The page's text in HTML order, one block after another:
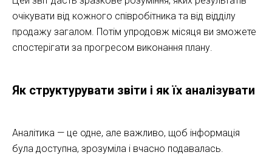
очікувати від кожного співробітника та від відділу
продажу загалом. Потім упродовж місяця ви зможете
спостерігати за прогресом виконання плану.
Як структурувати звіти і як їх аналізувати
Аналітика — це одне, але важливо, щоб інформація
була доступна, зрозуміла і вчасно подавалась.